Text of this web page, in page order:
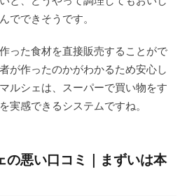
でできそうです。
った食材を直接販売することがで
が作ったのかがわかるため安心し
ルシェは、スーパーで買い物をす
実感できるシステムですね。
の悪い口コミ｜まずいは本